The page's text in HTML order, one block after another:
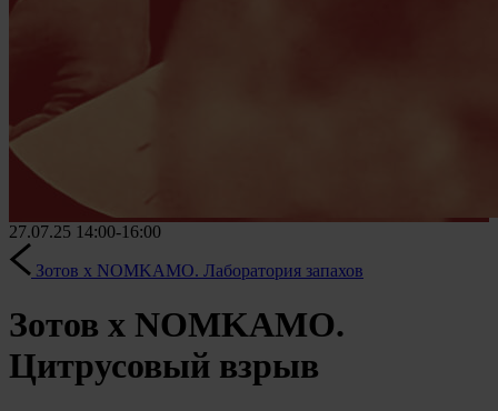
27.07.25 14:00-16:00
Зотов х NOMKAMO. Лаборатория запахов
Зотов х NOMKAMO.
Цитрусовый взрыв